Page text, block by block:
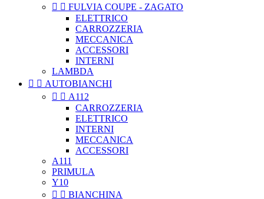
  FULVIA COUPE - ZAGATO
ELETTRICO
CARROZZERIA
MECCANICA
ACCESSORI
INTERNI
LAMBDA
  AUTOBIANCHI
  A112
CARROZZERIA
ELETTRICO
INTERNI
MECCANICA
ACCESSORI
A111
PRIMULA
Y10
  BIANCHINA